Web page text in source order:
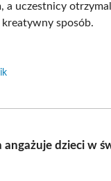
a uczestnicy
kreatywny sposób.
angażuje dzieci w